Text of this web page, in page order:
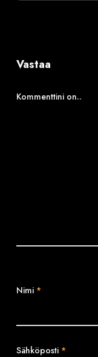
Vastaa
Kommenttini on..
Nimi *
Sähköposti *